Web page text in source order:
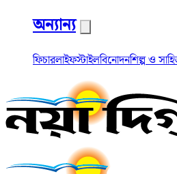
অন্যান্য
ফিচারলাইফস্টাইলবিনোদনশিল্প ও